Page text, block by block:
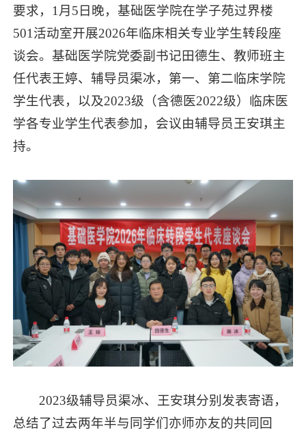
要求，1月5日晚，基础医学院在学子苑过界楼
501活动室开展2026年临床相关专业学生转段座
谈会。基础医学院党委副书记田德生、教师班主
任代表王婷、辅导员渠冰，第一、第二临床学院
学生代表，以及2023级（含德医2022级）临床医
学各专业学生代表参加，会议由辅导员王安琪主
持。
2023级辅导员渠冰、王安琪分别发表寄语，
总结了过去两年半与同学们亦师亦友的共同回